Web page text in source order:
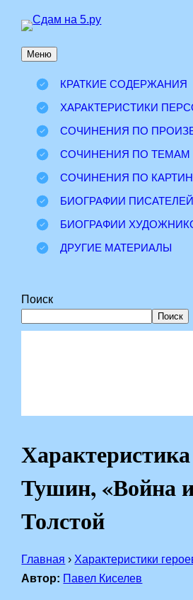
Перейти
содержимому
Меню
КРАТКИЕ СОДЕРЖАНИЯ
ХАРАКТЕРИСТИКИ
СОЧИНЕНИЯ ПО
СОЧИНЕНИЯ ПО ТЕМАМ
СОЧИНЕНИЯ ПО
БИОГРАФИИ ПИСАТЕЛЕЙ
БИОГРАФИИ
ДРУГИЕ МАТЕРИАЛЫ
Поиск
Поиск
Тушин, «Война
Толстой
Главная › Характеристики
Автор: Павел Киселев